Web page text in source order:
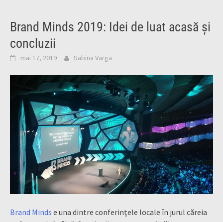
Brand Minds 2019: Idei de luat acasă și
concluzii
mai 17, 2019 Sabina Varga
Brand Minds e una dintre conferințele locale în jurul căreia